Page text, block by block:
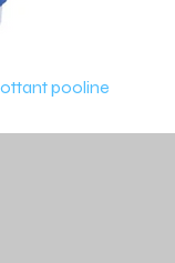
pooline